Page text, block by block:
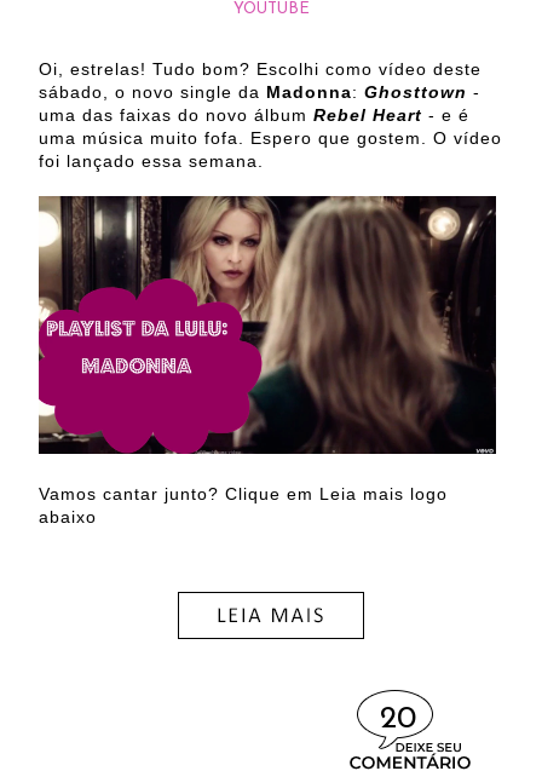
YOUTUBE
Oi, estrelas! Tudo bom? Escolhi como vídeo deste
sábado, o novo single da Madonna: Ghosttown -
uma das faixas do novo álbum Rebel Heart - e é
uma música muito fofa. Espero que gostem. O vídeo
foi lançado essa semana.
Vamos cantar junto? Clique em Leia mais logo
abaixo
20